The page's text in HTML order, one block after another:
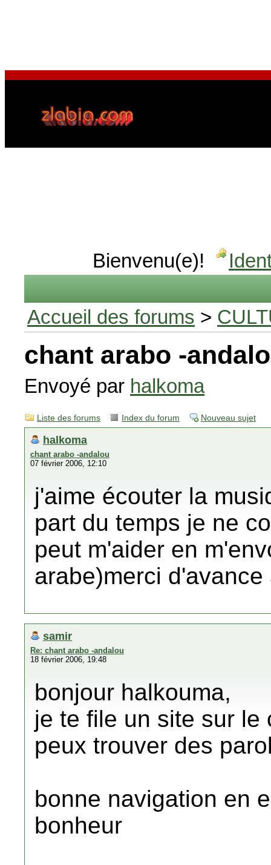
Bienvenu(e)!
Accueil des forums >
chant arabo -
Envoyé par halkoma
Liste des forums Index du forum Nouveau sujet
halkoma
chant arabo -andalou
07 février 2006, 12:10
j'aime écouter la
part du temps je ne
peut m'aider en
arabe)merci d'avance
samir
Re: chant arabo -andalou
18 février 2006, 19:48
bonjour halkouma,
je te file un site sur le
peux trouver des
bonne navigation en
bonheur